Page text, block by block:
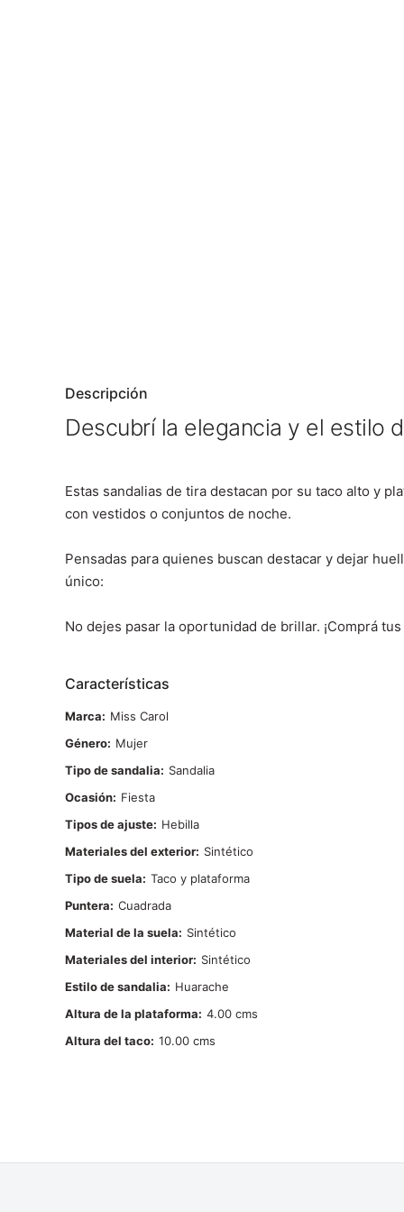
Descripción
Descubrí la elegancia y el estilo
Estas sandalias de tira destacan por su taco alto y
con vestidos o conjuntos de noche.
Pensadas para quienes buscan destacar y dejar
único:
No dejes pasar la oportunidad de brillar. ¡Comprá
Características
Marca
Miss Carol
Género
Mujer
Tipo de sandalia
Sandalia
Ocasión
Fiesta
Tipos de ajuste
Hebilla
Materiales del exterior
Sintético
Tipo de suela
Taco y plataforma
Puntera
Cuadrada
Material de la suela
Sintético
Materiales del interior
Sintético
Estilo de sandalia
Huarache
Altura de la plataforma
4.00
Altura del taco 10.00